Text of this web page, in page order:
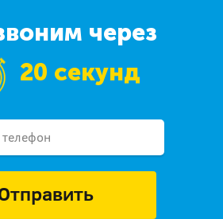
через
20 секунд